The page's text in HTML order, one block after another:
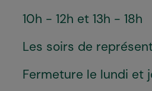
10h - 12h et 13h - 18h
Les soirs de
Fermeture le lundi et